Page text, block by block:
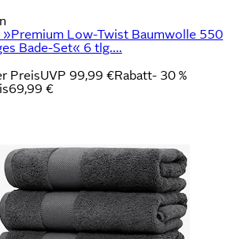
»Premium Low-Twist Baumwolle 550
Bade-Set« 6 tlg....
PreisUVP 99,99 €Rabatt- 30 %
69,99 €